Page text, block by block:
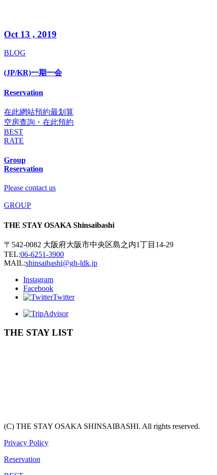
Oct 13 , 2019
BLOG
(JP/KR)一期一会
Reservation
在此網站預約最划算
空房查詢・在此預約
BEST
RATE
Group
Reservation
Please contact us
GROUP
THE STAY OSAKA Shinsaibashi
〒542-0082 大阪府大阪市中央区島之内1丁目14-29
TEL:06-6251-3900
MAIL:shinsaibashi@gh-ldk.jp
Instagram
Facebook
Twitter
THE STAY LIST
(C) THE STAY OSAKA SHINSAIBASHI. All rights reserved.
Privacy Policy
Reservation